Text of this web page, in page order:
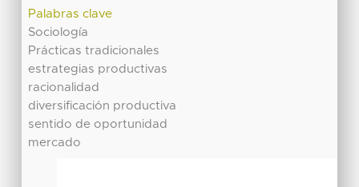
Palabras clave
Sociología
Prácticas tradicionales
estrategias productivas
racionalidad
diversificación productiva
sentido de oportunidad
mercado